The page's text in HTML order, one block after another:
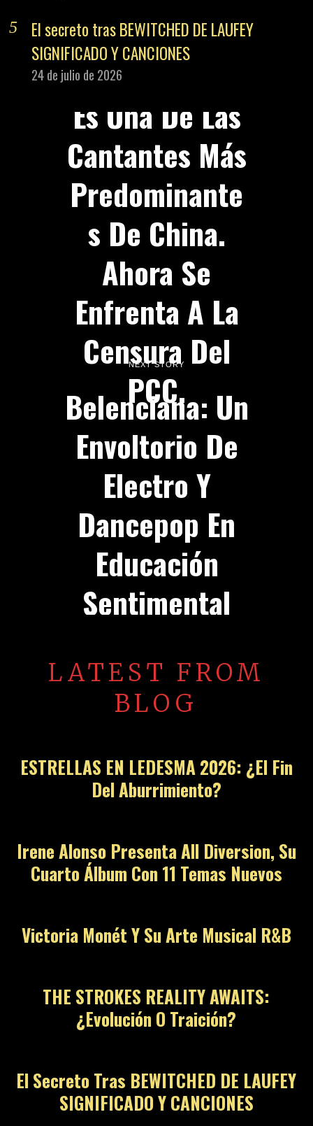
El secreto tras BEWITCHED DE LAUFEY
SIGNIFICADO Y CANCIONES
24 de julio de 2026PREVIOUS STORY
Es Una De Las
Cantantes Más
Predominante
S De China.
Ahora Se
Enfrenta A La
Censura Del
PCC.
NEXT STORY
Belenciana: Un
Envoltorio De
Electro Y
Dancepop En
Educación
Sentimental
LATEST FROM
BLOG
ESTRELLAS EN LEDESMA 2026: ¿El Fin
Del Aburrimiento?
Irene Alonso Presenta All Diversion, Su
Cuarto Álbum Con 11 Temas Nuevos
Victoria Monét Y Su Arte Musical R&B
THE STROKES REALITY AWAITS:
¿Evolución O Traición?
El Secreto Tras BEWITCHED DE LAUFEY
SIGNIFICADO Y CANCIONES